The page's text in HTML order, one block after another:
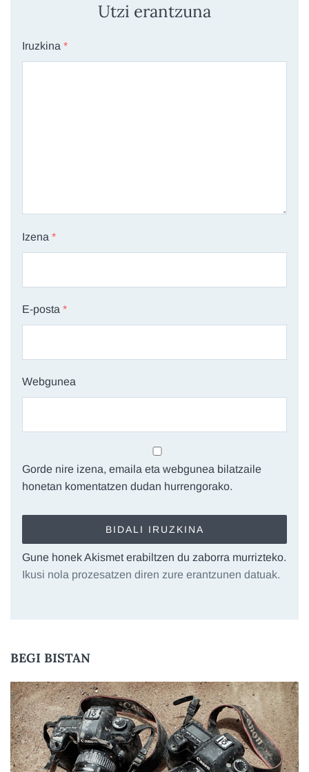
Utzi erantzuna
Iruzkina *
Izena *
E-posta *
Webgunea
Gorde nire izena, emaila eta webgunea bilatzaile
honetan komentatzen dudan hurrengorako.
Gune honek Akismet erabiltzen du zaborra murrizteko.
Ikusi nola prozesatzen diren zure erantzunen datuak.
BEGI BISTAN